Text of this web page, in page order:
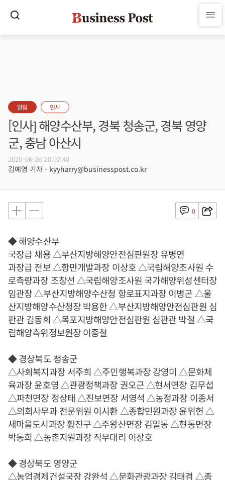
알림 인사
[인사] 해양수산부, 경북 청송군, 경북 영양
군, 충남 아산시
2020-06-26 20:02:40
김예영 기자 - kyyharry@businesspost.co.kr
0
◆ 해양수산부
국장급 채용 △부산지방해양안전심판원장 유병연
과장급 전보 △항만개발과장 이상호 △국립해양조사원 수
로측량과장 조창선 △국립해양조사원 국가해양위성센터장
임관창 △부산지방해양수산청 항로표지과장 이병곤 △울
산지방해양수산청장 박용한 △부산지방해양안전심판원 심
판관 김동희 △목포지방해양안전심판원 심판관 박철 △국
립해양측위정보원장 이종철
◆ 경상북도 청송군
△사회복지과장 서주희 △주민행복과장 강영미 △문화체
육과장 윤호영 △관광정책과장 권오근 △현서면장 김무섭
△파천면장 정상태 △진보면장 서영석 △농정과장 이종서
△의회사무과 전문위원 이시환 △종합민원과장 윤위헌 △
새마을도시과장 황진구 △주왕산면장 김일동 △현동면장
박동희 △농촌지원과장 직무대리 이상호
◆ 경상북도 영양군
△농업경제건설국장 강완석 △문화관광과장 김태겸 △종